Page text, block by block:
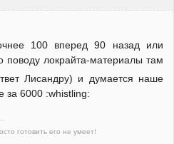
100 вперед 90 назад или
поводу локрайта-материалы там
Лисандру) и думается наше
за 6000 :whistling:
готовить его не умеет!